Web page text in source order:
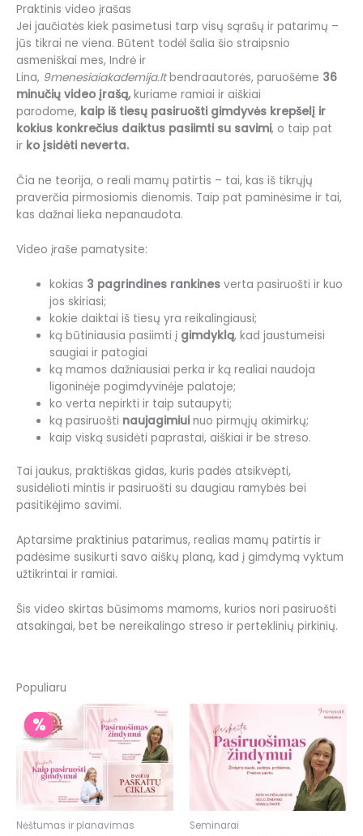
Praktinis video įrašas
Jei jaučiatės kiek pasimetusi tarp visų sąrašų ir patarimų –
jūs tikrai ne viena. Būtent todėl šalia šio straipsnio
asmeniškai mes, Indrė ir
Lina, 9menesiaiakademija.ltbendraautorės, paruošėme 36
minučių video įrašą, kuriame ramiai ir aiškiai
parodome, kaip iš tiesų pasiruošti gimdyvės krepšelį ir
kokius konkrečius daiktus pasiimti su savimi, o taip pat
ir ko įsidėti neverta.
Čia ne teorija, o reali mamų patirtis – tai, kas iš tikrųjų
praverčia pirmosiomis dienomis. Taip pat paminėsime ir tai,
kas dažnai lieka nepanaudota.
Video įraše pamatysite:
kokias 3 pagrindines rankines verta pasiruošti ir kuo
jos skiriasi;
kokie daiktai iš tiesų yra reikalingiausi;
ką būtiniausia pasiimti į gimdyklą, kad jaustumeisi
saugiai ir patogiai
ką mamos dažniausiai perka ir ką realiai naudoja
ligoninėje pogimdyvinėje palatoje;
ko verta nepirkti ir taip sutaupyti;
ką pasiruošti naujagimiui nuo pirmųjų akimirkų;
kaip viską susidėti paprastai, aiškiai ir be streso.
Tai jaukus, praktiškas gidas, kuris padės atsikvėpti,
susidėlioti mintis ir pasiruošti su daugiau ramybės bei
pasitikėjimo savimi.
Aptarsime praktinius patarimus, realias mamų patirtis ir
padėsime susikurti savo aiškų planą, kad į gimdymą vyktum
užtikrintai ir ramiai.
Šis video skirtas būsimoms mamoms, kurios nori pasiruošti
atsakingai, bet be nereikalingo streso ir perteklinių pirkinių.
Populiaru
Nėštumas ir planavimas Seminarai